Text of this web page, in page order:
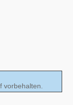
vorbehalten.